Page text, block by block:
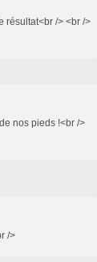
résultat<br /> <br />
nos pieds !<br />
/>